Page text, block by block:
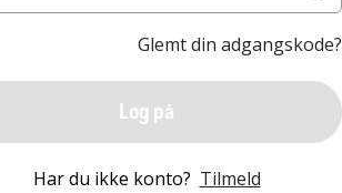
Glemt din adgangskode?
Log på
Har du ikke konto? Tilmeld